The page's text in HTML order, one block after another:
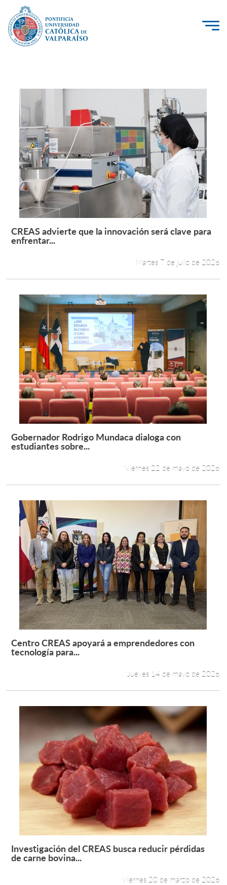
PUCV Internacional
Vinculación con el Medio
Admisión
Pregrado
Postgrado
Formación Continua
Funcionarios
Alumni
English
Leer más +
CREAS advierte que la innovación será clave para
enfrentar...
Martes 7 de julio de 2026
Leer más +
Gobernador Rodrigo Mundaca dialoga con
estudiantes sobre...
Viernes 22 de mayo de 2026
Leer más +
Centro CREAS apoyará a emprendedores con
tecnología para...
Jueves 14 de mayo de 2026
Leer más +
Investigación del CREAS busca reducir pérdidas
de carne bovina...
Viernes 20 de marzo de 2026